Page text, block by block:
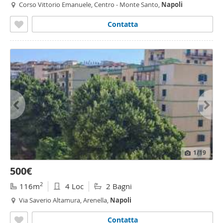
Corso Vittorio Emanuele, Centro - Monte Santo, Napoli
Contatta
1/19
500€
116m2 4 Loc 2 Bagni
Via Saverio Altamura, Arenella, Napoli
Contatta